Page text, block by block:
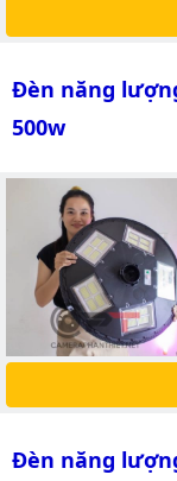
Đèn năng
500w
Đèn năng